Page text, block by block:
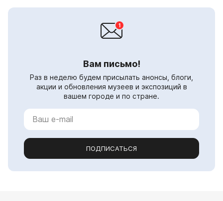
Вам письмо!
Раз в неделю будем присылать анонсы, блоги,
акции и обновления музеев и экспозиций в
вашем городе и по стране.
ПОДПИСАТЬСЯ